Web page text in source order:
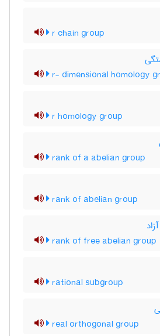
r chain group
r- dimensional homology
r homology group
rank of a abelian group
rank of abelian group
rank of free abelian group
rational subgroup
real orthogonal group